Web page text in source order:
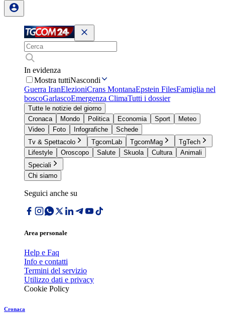
In evidenza
Mostra tuttiNascondi
Guerra IranElezioniCrans MontanaEpstein FilesFamiglia nel
boscoGarlascoEmergenza ClimaTutti i dossier
Tutte le notizie del giorno
Cronaca
Mondo Politica Economia Sport
Meteo
Video
Foto Infografiche
Schede
Tv & Spettacolo
TgcomLab TgcomMag
TgTech
Lifestyle
Oroscopo Salute Skuola Cultura
Animali
Speciali
Chi siamo
Seguici anche su
Area personale
Help e Faq
Info e contatti
Termini del servizio
Utilizzo dati e privacy
Cookie Policy
Cronaca